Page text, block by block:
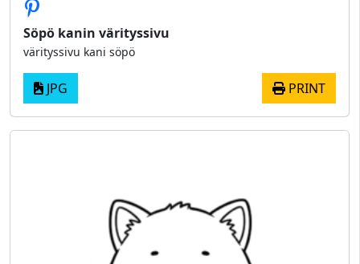
Söpö kanin värityssivu
värityssivu kani söpö
JPG PRINT